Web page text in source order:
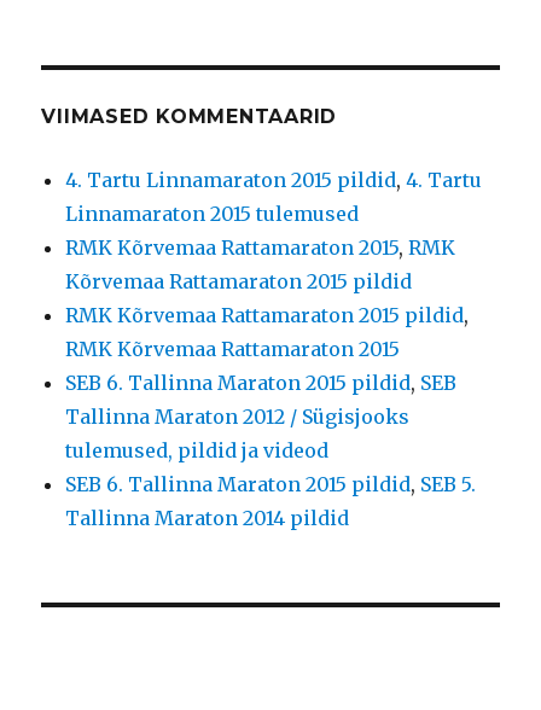
VIIMASED KOMMENTAARID
4. Tartu Linnamaraton 2015 pildid,4. Tartu
Linnamaraton 2015 tulemused
RMK Kõrvemaa Rattamaraton 2015,RMK
Kõrvemaa Rattamaraton 2015 pildid
RMK Kõrvemaa Rattamaraton 2015 pildid,
RMK Kõrvemaa Rattamaraton 2015
SEB 6. Tallinna Maraton 2015 pildid, SEB
Tallinna Maraton 2012 / Sügisjooks
tulemused, pildid ja videod
SEB 6. Tallinna Maraton 2015 pildid, SEB 5.
Tallinna Maraton 2014 pildid